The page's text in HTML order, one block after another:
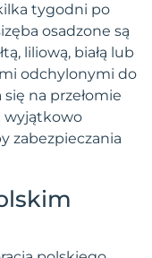
tygodni po
osadzone są
liliową, białą lub
odchylonymi do
na przełomie
wyjątkowo
zabezpieczania